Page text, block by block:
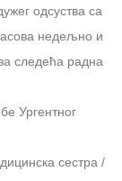
одсуства са
недељно и
следећа радна
Ургентног
сестра /